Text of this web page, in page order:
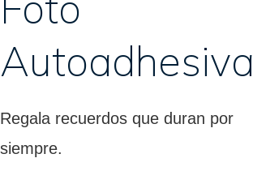
Autoadhesiva
Regala recuerdos que duran por
siempre.